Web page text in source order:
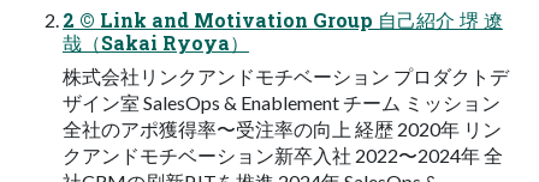
2 © Link and Motivation Group 自己紹介 堺 遼
哉（Sakai Ryoya）
株式会社リンクアンドモチベーション プロダクトデ
ザイン室 SalesOps & Enablement チーム ミッション
全社のアポ獲得率〜受注率の向上 経歴 2020年 リン
クアンドモチベーション新卒入社 2022〜2024年 全